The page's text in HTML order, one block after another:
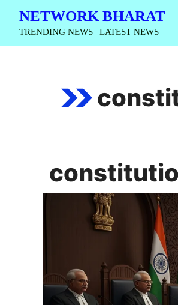
Skip
content
NETWORK BHARAT
TRENDING NEWS | LATEST NEWS